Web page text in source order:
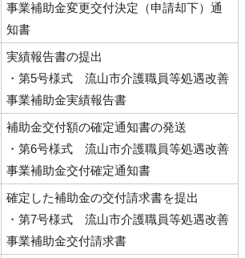
事業補助金変更交付決定（申請却下）通
知書
実績報告書の提出
・第5号様式 流山市介護職員等処遇改善
事業補助金実績報告書
補助金交付額の確定通知書の発送
・第6号様式 流山市介護職員等処遇改善
事業補助金交付確定通知書
確定した補助金の交付請求書を提出
・第7号様式 流山市介護職員等処遇改善
事業補助金交付請求書